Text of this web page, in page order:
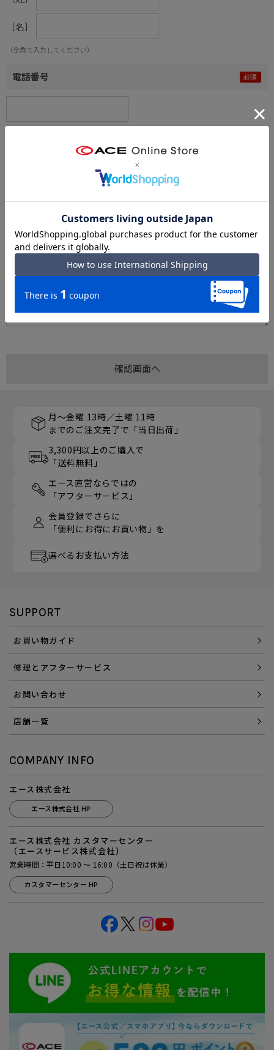
［名］
（全角で入力してください）
電話番号
月～金曜 13時／土曜 11時
までのご注文完了で「当日出荷」
3,300円以上のご購入で
「送料無料」
エース直営ならではの
「アフターサービス」
会員登録でさらに
「便利にお得にお買い物」を
選べるお支払い方法
SUPPORT
お買い物ガイド
修理とアフターサービス
お問い合わせ
店舗一覧
COMPANY INFO
エース株式会社
エース株式会社 HP
エース株式会社 カスタマーセンター
（エースサービス株式会社）
営業時間：平日10:00 ～ 16:00（土日祝は休業）
カスタマーセンター HP